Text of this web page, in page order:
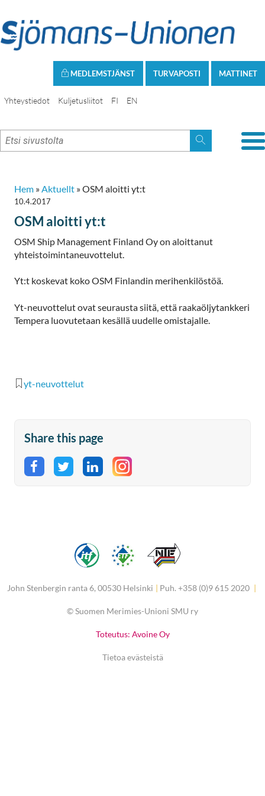
MATTINET
TURVAPOSTI
MEDLEMSTJÄNST
Yhteystiedot Kuljetusliitot FI EN
Hem »Aktuellt »OSM aloitti yt:t
10.4.2017
OSM aloitti yt:t
OSM Ship Management Finland Oy on aloittanut
yhteistoimintaneuvottelut.
Yt:t koskevat koko OSM Finlandin merihenkilöstöä.
Yt-neuvottelut ovat seurausta siitä, että raakaöljytankkeri
Tempera luovutetaan kesällä uudelle omistajalle.
yt-neuvottelut
Share this page
Share on Facebook
Share on Twitter
Share on LinkedIn
John Stenbergin ranta 6, 00530 Helsinki | Puh. +358 (0)9 615 2020 |
©Suomen Merimies-Unioni SMU ry
Toteutus: Avoine Oy
Tietoa evästeistä